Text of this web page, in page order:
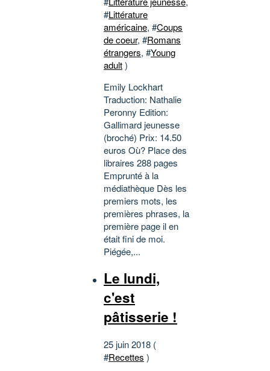
#Littérature
américaine, #Coups
de coeur, #Romans
étrangers, #Young
adult)
Emily Lockhart
Traduction: Nathalie
Peronny Edition:
Gallimard jeunesse
(broché) Prix: 14.50
euros Où? Place des
libraires 288 pages
Emprunté à la
médiathèque Dès les
premiers mots, les
premières phrases, la
première page il en
était fini de moi.
Piégée,...
Le lundi,
c'est
pâtisserie !
25 juin 2018 (
#Recettes )